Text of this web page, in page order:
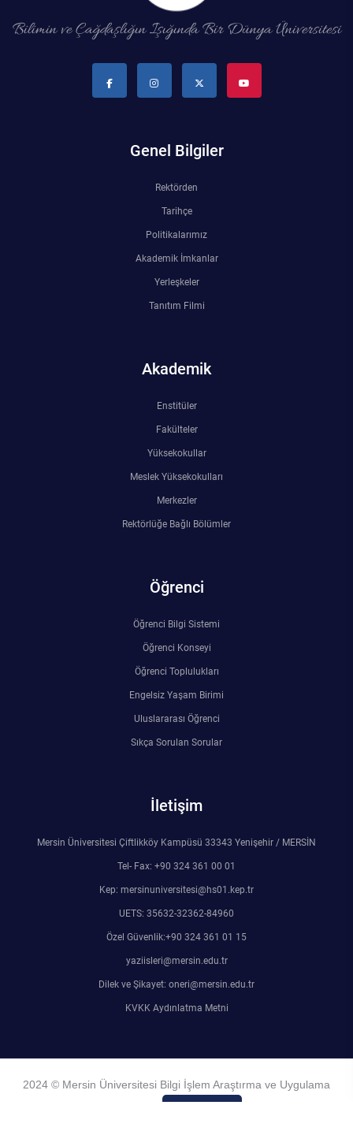
Bilimin ve Çağdaşlığın Işığında Bir Dünya Üniversitesi
Genel Bilgiler
Rektörden
Tarihçe
Politikalarımız
Akademik İmkanlar
Yerleşkeler
Tanıtım Filmi
Akademik
Enstitüler
Fakülteler
Yüksekokullar
Meslek Yüksekokulları
Merkezler
Rektörlüğe Bağlı Bölümler
Öğrenci
Öğrenci Bilgi Sistemi
Öğrenci Konseyi
Öğrenci Toplulukları
Engelsiz Yaşam Birimi
Uluslararası Öğrenci
Sıkça Sorulan Sorular
İletişim
Mersin Üniversitesi Çiftlikköy Kampüsü 33343 Yenişehir / MERSİN
Tel- Fax: +90 324 361 00 01
Kep: mersinuniversitesi@hs01.kep.tr
UETS: 35632-32362-84960
Özel Güvenlik:+90 324 361 01 15
yaziisleri@mersin.edu.tr
Dilek ve Şikayet: oneri@mersin.edu.tr
KVKK Aydınlatma Metni
2024 © Mersin Üniversitesi Bilgi İşlem Araştırma ve Uygulama